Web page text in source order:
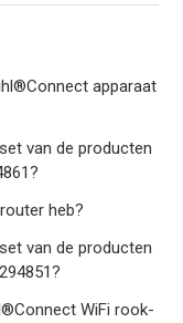
apparaat
van de producten
heb?
van de producten
WiFi rook-